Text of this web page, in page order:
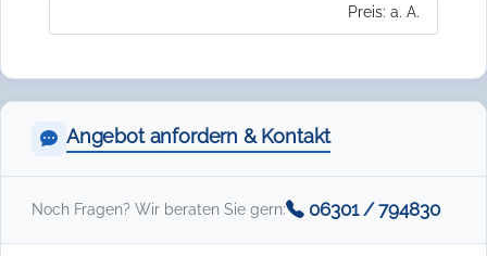
Preis: a. A.
Angebot anfordern & Kontakt
Noch Fragen? Wir beraten Sie gern: 06301 / 794830